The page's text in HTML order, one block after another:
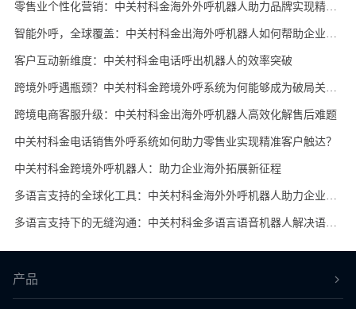
零售业个性化营销：中关村科金海外外呼机器人助力品牌实现精准客户触达
智能外呼，全球覆盖：中关村科金出海外呼机器人如何帮助企业实现跨境沟通
客户互动新维度：中关村科金电话呼出机器人的效率突破
跨境外呼遇瓶颈？中关村科金跨境外呼系统为何能够成为破局关键？
跨境电商客服升级：中关村科金出海外呼机器人高效化解售后难题
中关村科金电话销售外呼系统如何助力零售业实现精准客户触达？
中关村科金跨境外呼机器人：助力企业海外拓展新征程
多语言支持的全球化工具：中关村科金海外外呼机器人助力企业拓展国际市场
多语言支持下的无缝沟通：中关村科金多语言语音机器人解决语言障碍？
产品